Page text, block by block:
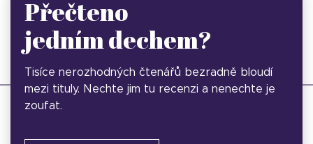
Přečteno
jedním dechem?
Tisíce nerozhodných čtenářů bezradně bloudí
mezi tituly. Nechte jim tu recenzi a nenechte je
zoufat.